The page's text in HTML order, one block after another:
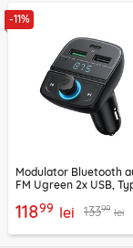
-11%
Modulator Bluetooth
FM Ugreen 2x USB,
11899 lei 13399 lei